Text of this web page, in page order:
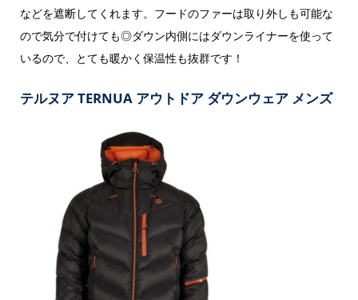
などを遮断してくれます。フードのファーは取り外しも可能な
ので気分で付けても◎ダウン内側にはダウンライナーを使って
いるので、とても暖かく保温性も抜群です！
テルヌア TERNUA アウトドア ダウンウェア メンズ